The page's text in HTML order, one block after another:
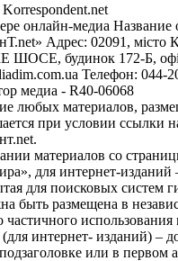
онлайн-медиа Название
Адрес: 02091, місто
будинок 172-Б,
Телефон: 044-
медиа - R40-06068
любых материалов,
при условии ссылки
материалов со
для интернет-изданий
для поисковых систем
быть размещена в
частичного использования
интернет- изданий) –
или в первом